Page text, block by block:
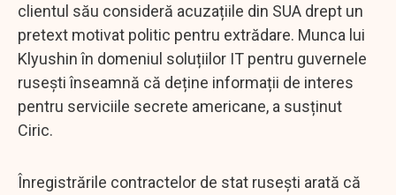
clientul său consideră acuzațiile din SUA drept un
pretext motivat politic pentru extrădare. Munca lui
Klyushin în domeniul soluțiilor IT pentru guvernele
rusești înseamnă că deține informații de interes
pentru serviciile secrete americane, a susținut
Ciric.
Înregistrările contractelor de stat rusești arată că